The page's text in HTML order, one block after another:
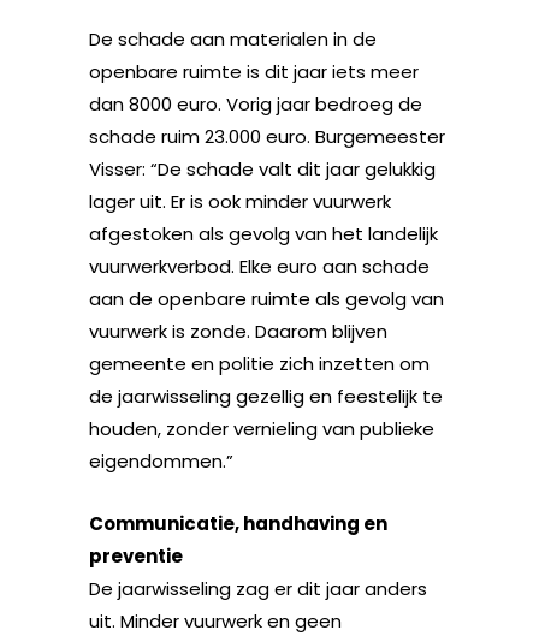
De schade aan materialen in de
openbare ruimte is dit jaar iets meer
dan 8000 euro. Vorig jaar bedroeg de
schade ruim 23.000 euro. Burgemeester
Visser: “De schade valt dit jaar gelukkig
lager uit. Er is ook minder vuurwerk
afgestoken als gevolg van het landelijk
vuurwerkverbod. Elke euro aan schade
aan de openbare ruimte als gevolg van
vuurwerk is zonde. Daarom blijven
gemeente en politie zich inzetten om
de jaarwisseling gezellig en feestelijk te
houden, zonder vernieling van publieke
eigendommen.”
Communicatie, handhaving en
preventie
De jaarwisseling zag er dit jaar anders
uit. Minder vuurwerk en geen